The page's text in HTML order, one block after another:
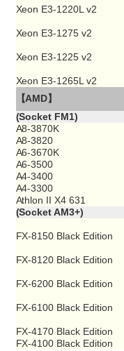
Xeon E3-1220L v2
Xeon E3-1275 v2
Xeon E3-1225 v2
Xeon E3-1265L v2
【AMD】
(Socket FM1)
A8-3870K
A8-3820
A6-3670K
A6-3500
A4-3400
A4-3300
Athlon II X4 631
(Socket AM3+)
FX-8150 Black Edition
FX-8120 Black Edition
FX-6200 Black Edition
FX-6100 Black Edition
FX-4170 Black Edition
FX-4100 Black Edition